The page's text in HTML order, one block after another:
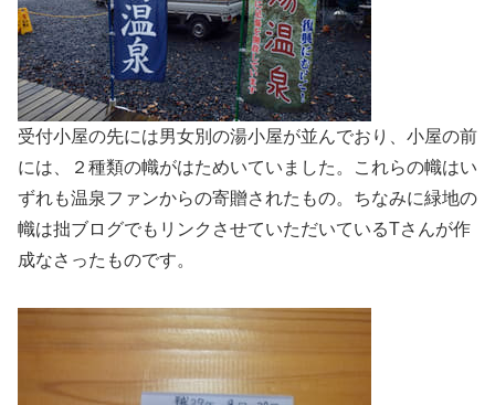
受付小屋の先には男女別の湯小屋が並んでおり、小屋の前
には、２種類の幟がはためいていました。これらの幟はい
ずれも温泉ファンからの寄贈されたもの。ちなみに緑地の
幟は拙ブログでもリンクさせていただいているTさんが作
成なさったものです。